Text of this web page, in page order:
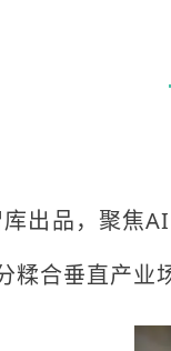
出品，聚焦
糅合垂直产